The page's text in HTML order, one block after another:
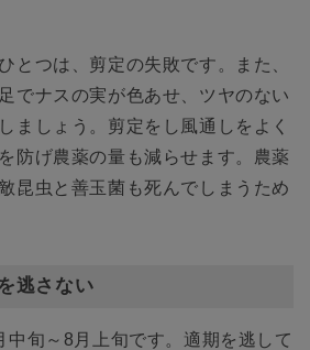
とつは、剪定の失敗です。また、
でナスの実が色あせ、ツヤのない
ましょう。剪定をし風通しをよく
防げ農薬の量も減らせます。農薬
昆虫と善玉菌も死んでしまうため
逃さない
中旬～8月上旬です。適期を逃して